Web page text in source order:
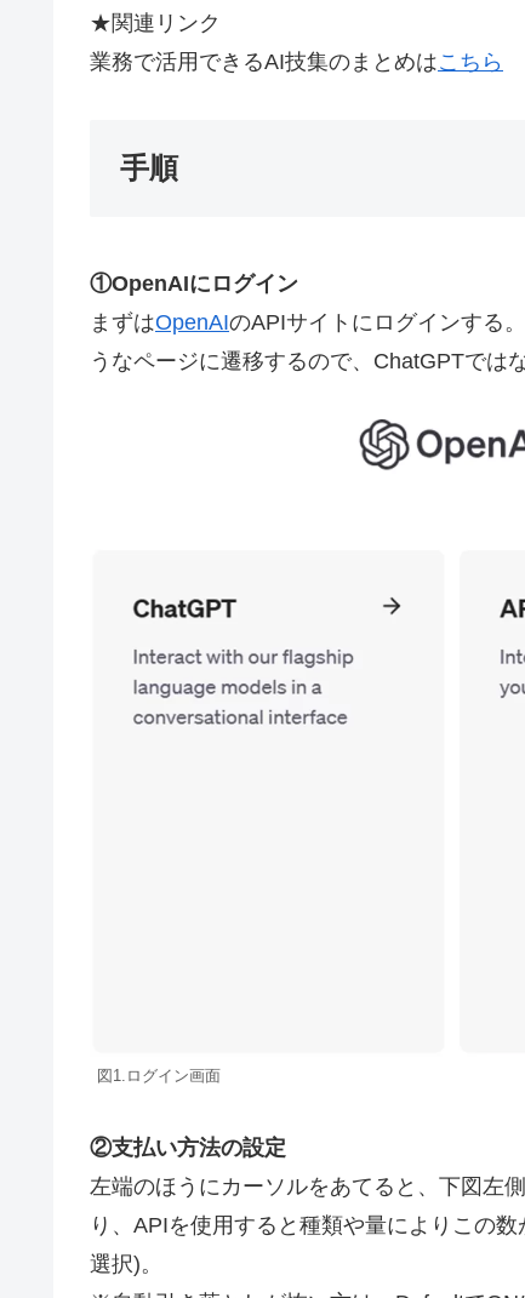
★関連リンク
業務で活用できるAI技集のまとめはこちら
手順
①OpenAIにログイン
まずはOpenAIのAPIサイトにログインする
うなページに遷移するので、ChatGPTでは
図1.ログイン画面
②支払い方法の設定
左端のほうにカーソルをあてると、下図左
り、APIを使用すると種類や量によりこの
選択)。